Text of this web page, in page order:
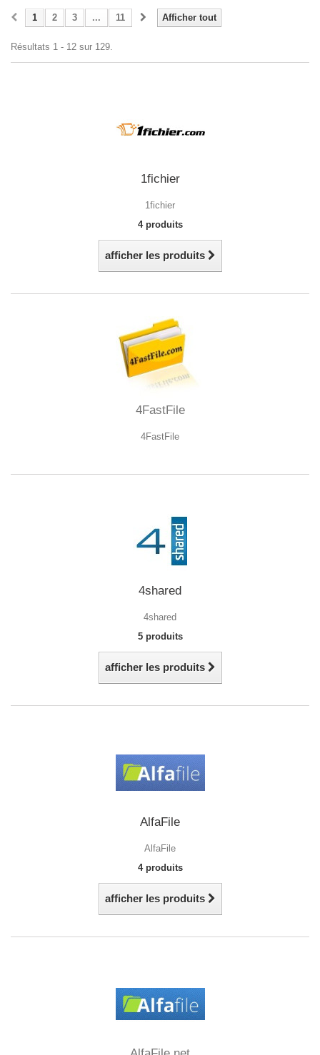
Afficher tout
1 2 3 ... 11
Résultats 1 - 12 sur 129.
1fichier
1fichier
4 produits
afficher les produits
4FastFile
4FastFile
4shared
4shared
5 produits
afficher les produits
AlfaFile
AlfaFile
4 produits
afficher les produits